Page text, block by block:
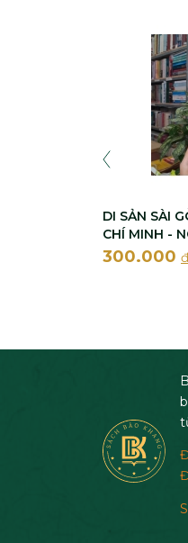
DI SẢN SÀI
CHÍ MINH -
300.000 đ